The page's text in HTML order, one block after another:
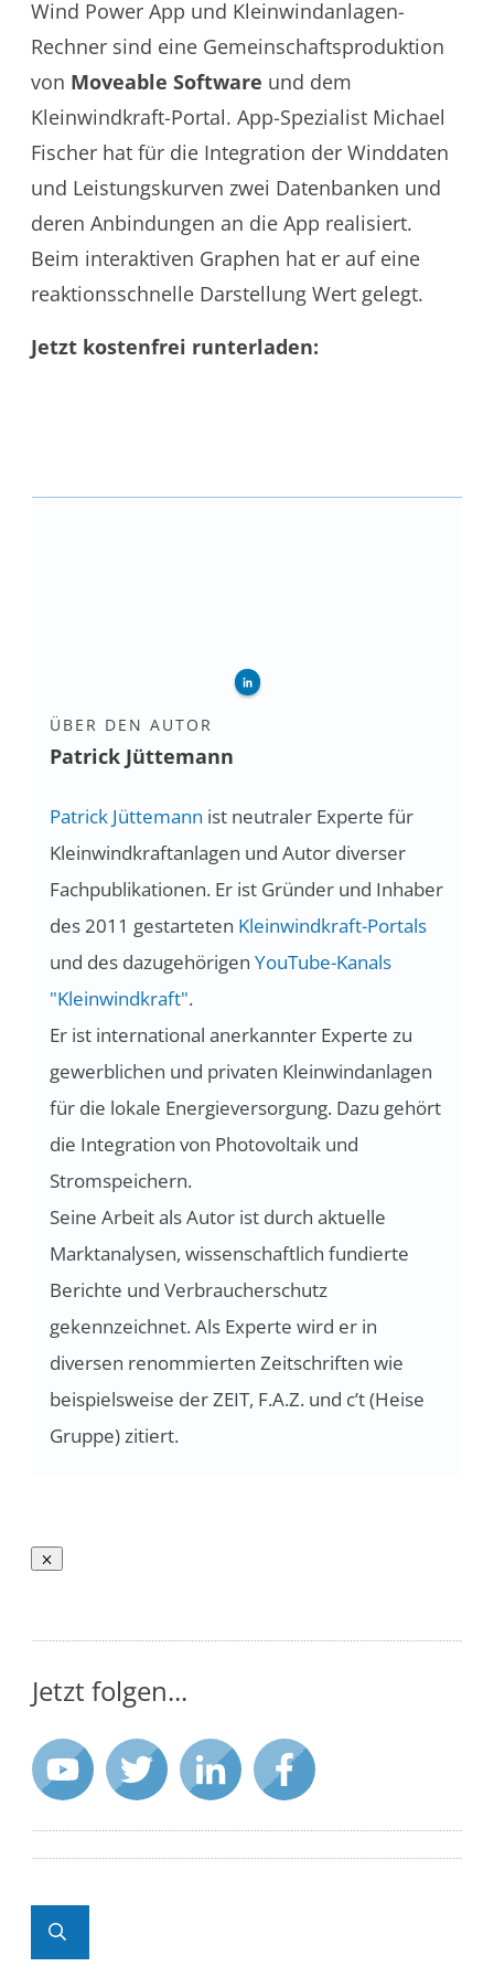
Wind Power App und Kleinwindanlagen-
Rechner sind eine Gemeinschaftsproduktion
von Moveable Software und dem
Kleinwindkraft-Portal. App-Spezialist Michael
Fischer hat für die Integration der Winddaten
und Leistungskurven zwei Datenbanken und
deren Anbindungen an die App realisiert.
Beim interaktiven Graphen hat er auf eine
reaktionsschnelle Darstellung Wert gelegt.
Jetzt kostenfrei runterladen:
ÜBER DEN AUTOR
Patrick Jüttemann
Patrick Jüttemann ist neutraler Experte für
Kleinwindkraftanlagen und Autor diverser
Fachpublikationen. Er ist Gründer und Inhaber
des 2011 gestarteten Kleinwindkraft-Portals
und des dazugehörigen YouTube-Kanals
"Kleinwindkraft".
Er ist international anerkannter Experte zu
gewerblichen und privaten Kleinwindanlagen
für die lokale Energieversorgung. Dazu gehört
die Integration von Photovoltaik und
Stromspeichern.
Seine Arbeit als Autor ist durch aktuelle
Marktanalysen, wissenschaftlich fundierte
Berichte und Verbraucherschutz
gekennzeichnet. Als Experte wird er in
diversen renommierten Zeitschriften wie
beispielsweise der ZEIT, F.A.Z. und c’t (Heise
Gruppe) zitiert.
Jetzt folgen...